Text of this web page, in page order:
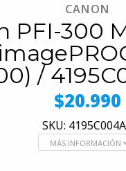
CANON
PFI-300
/
$20.990
SKU:
MÁS INFORMACIÓN